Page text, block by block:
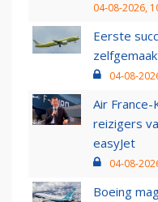
04-08-2026,
Eerste
04-08-
Air
reizigers
easyJet
04-08-
Boeing